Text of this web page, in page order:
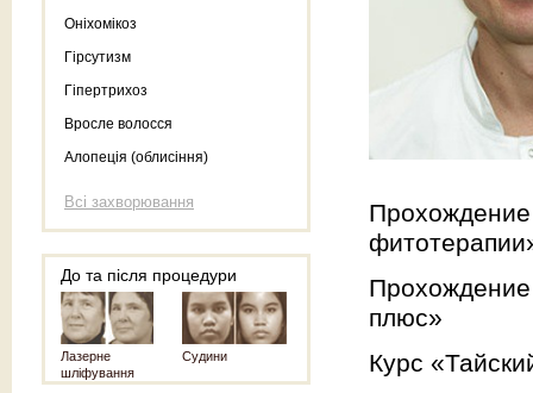
Оніхомікоз
Гірсутизм
Гіпертрихоз
Вросле волосся
Алопеція (облисіння)
Всі захворювання
До та після процедури
Лазерне
шліфування
Судини
плюс»
Курс